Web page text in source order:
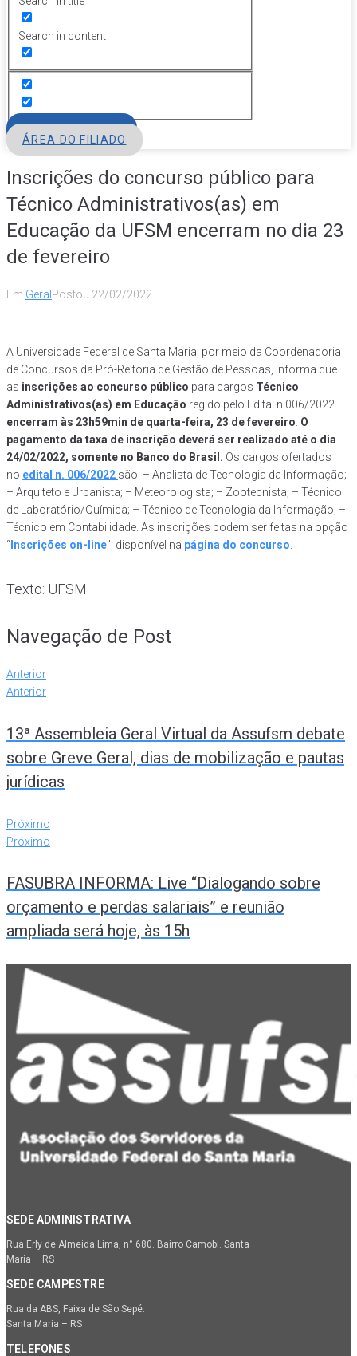
Search in content
ÁREA DO FILIADO
Inscrições do concurso público para
Técnico Administrativos(as) em
Educação da UFSM encerram no dia 23
de fevereiro
Em Geral Postou 22/02/2022
A Universidade Federal de Santa Maria, por meio da Coordenadoria
de Concursos da Pró-Reitoria de Gestão de Pessoas, informa que
as inscrições ao concurso público para cargos Técnico
Administrativos(as) em Educação regido pelo Edital n.006/2022
encerram às 23h59min de quarta-feira, 23 de fevereiro. O
pagamento da taxa de inscrição deverá ser realizado até o dia
24/02/2022, somente no Banco do Brasil. Os cargos ofertados
no edital n. 006/2022 são: – Analista de Tecnologia da Informação;
– Arquiteto e Urbanista; – Meteorologista; – Zootecnista; – Técnico
de Laboratório/Química; – Técnico de Tecnologia da Informação; –
Técnico em Contabilidade. As inscrições podem ser feitas na opção
“ Inscrições on-line”, disponível na página do concurso.
Texto: UFSM
Navegação de Post
Anterior
Anterior
13ª Assembleia Geral Virtual da Assufsm debate
sobre Greve Geral, dias de mobilização e pautas
jurídicas
Próximo
Próximo
FASUBRA INFORMA: Live “Dialogando sobre
orçamento e perdas salariais” e reunião
ampliada será hoje, às 15h
SEDE ADMINISTRATIVA
Rua Erly de Almeida Lima, n° 680. Bairro Camobi. Santa
Maria – RS
SEDE CAMPESTRE
Rua da ABS, Faixa de São Sepé.
Santa Maria – RS
TELEFONES